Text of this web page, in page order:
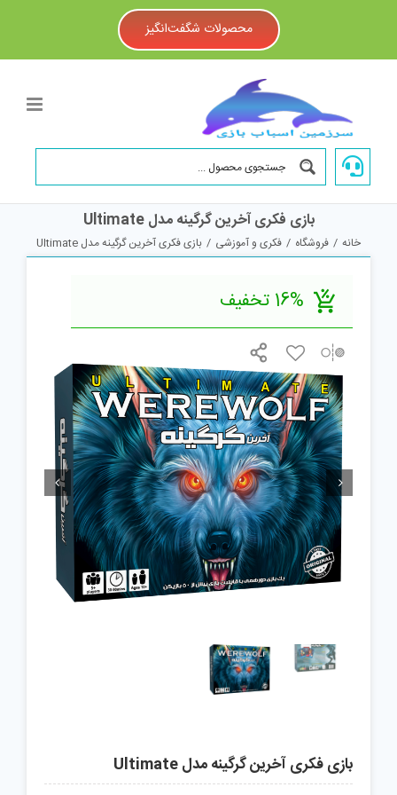
محصولات شگفت‌انگیز
بازی فکری آخرین گرگینه مدل Ultimate
خانه / فروشگاه / فکری و آموزشی / بازی فکری آخرین گرگینه مدل Ultimate
16% تخفیف
 
بازی فکری آخرین گرگینه مدل Ultimate